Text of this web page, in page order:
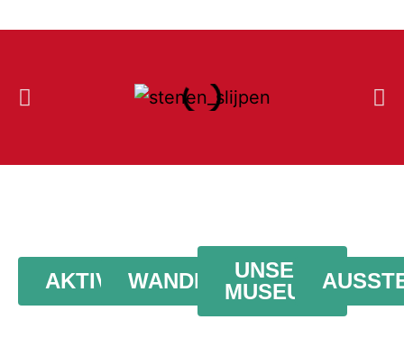
AKTIVITÄTENWANDERUNGEN
UNSER
MUSEUM